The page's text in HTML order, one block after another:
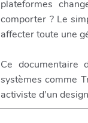
plateformes
comporter ? Le
affecter toute une
Ce documentaire
systèmes comme
activiste d’un